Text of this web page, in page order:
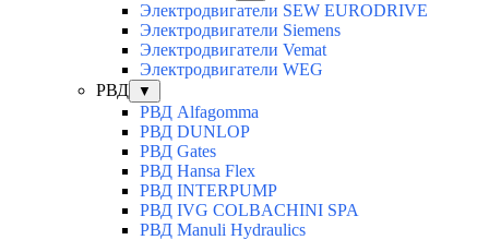
Электродвигатели SEW EURODRIVE
Электродвигатели Siemens
Электродвигатели Vemat
Электродвигатели WEG
РВД
▼
РВД Alfagomma
РВД DUNLOP
РВД Gates
РВД Hansa Flex
РВД INTERPUMP
РВД IVG COLBACHINI SPA
РВД Manuli Hydraulics